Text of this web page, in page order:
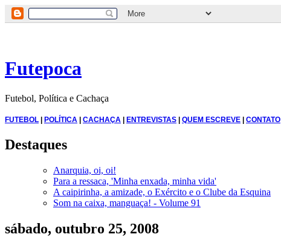
Futepoca
Futebol, Política e Cachaça
FUTEBOL | POLÍTICA | CACHAÇA | ENTREVISTAS | QUEM ESCREVE | CONTATO
Destaques
Anarquia, oi, oi!
Para a ressaca, 'Minha enxada, minha vida'
A caipirinha, a amizade, o Exército e o Clube da Esquina
Som na caixa, manguaça! - Volume 91
sábado, outubro 25, 2008